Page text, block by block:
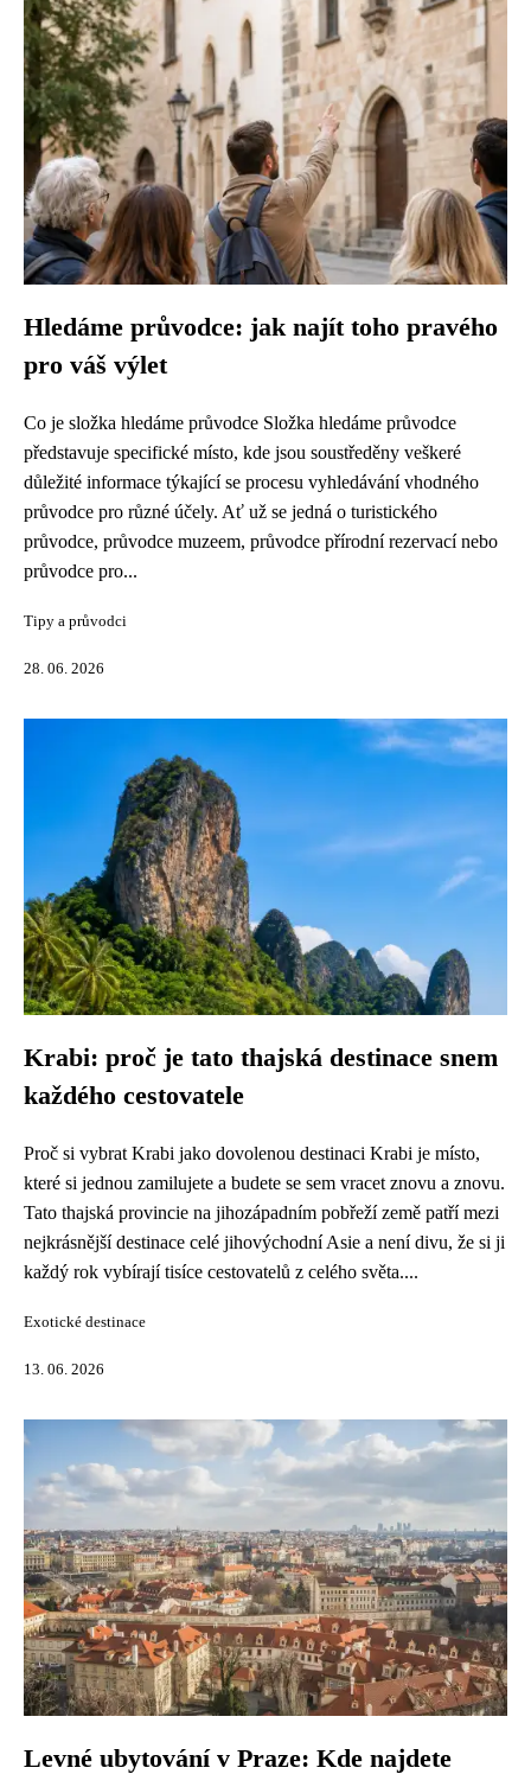
Hledáme průvodce: jak najít toho pravého
pro váš výlet
Co je složka hledáme průvodce Složka hledáme průvodce
představuje specifické místo, kde jsou soustředěny veškeré
důležité informace týkající se procesu vyhledávání vhodného
průvodce pro různé účely. Ať už se jedná o turistického
průvodce, průvodce muzeem, průvodce přírodní rezervací nebo
průvodce pro...
Tipy a průvodci
28. 06. 2026
Krabi: proč je tato thajská destinace snem
každého cestovatele
Proč si vybrat Krabi jako dovolenou destinaci Krabi je místo,
které si jednou zamilujete a budete se sem vracet znovu a znovu.
Tato thajská provincie na jihozápadním pobřeží země patří mezi
nejkrásnější destinace celé jihovýchodní Asie a není divu, že si ji
každý rok vybírají tisíce cestovatelů z celého světa....
Exotické destinace
13. 06. 2026
Levné ubytování v Praze: Kde najdete